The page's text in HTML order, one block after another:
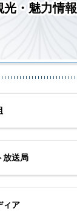
光・魅力情報
放送局
ィア